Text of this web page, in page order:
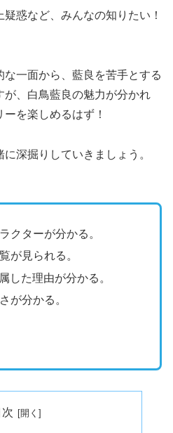
惑など、みんなの知りたい！
一面から、藍良を苦手とする
が、白鳥藍良の魅力が分かれ
を楽しめるはず！
深掘りしていきましょう。
クターが分かる。
が見られる。
した理由が分かる。
が分かる。
次